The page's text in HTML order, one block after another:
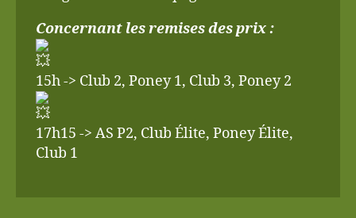
Concernant les remises des prix :
15h -> Club 2, Poney 1, Club 3, Poney 2
17h15 -> AS P2, Club Élite, Poney Élite,
Club 1